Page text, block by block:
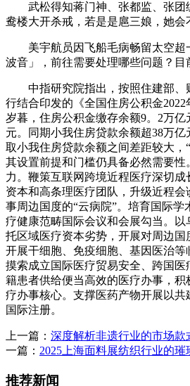
武松得知蒋门神、张都监、张团
鸯楼大开杀戒，若是是扈三娘，她会
美宇航员因飞船毛病畅留太空超
波音」，前往需要处理哪些问题？目
中指研究院指出，按照住建部、
行结合印发的《全国住房公积金2022
岁暮，住房公积金缴存余额9。2万
元。同期小我住房贷款余额超38万
取小我住房贷款余额之间差距较大，
其设置前提和门槛仍具备必然需要
力。鞭策互联网跨境近程医疗深切
资本和高条理医疗团队，升级近程
事周边国度的“云病院”。培育国际学
疗健康范畴国际会议和会展勾当。
托区域医疗资本劣势，开展对周边
开展干细胞、免疫细胞、基因医治等
摸索成立国际医疗贸易安全、跨国
籍患者供给便当高效的医疗办事，
疗办事核心。支撑医药产物开展以共
国际注册。
上一篇： 深度解析非遗行业的市场款
一篇： 2025上海面料展纺织行业的璀
推荐新闻